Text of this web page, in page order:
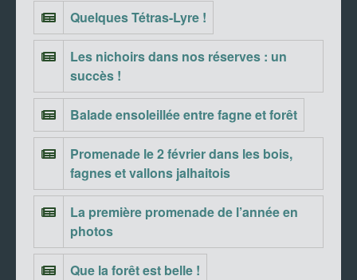
Quelques Tétras-Lyre !
Les nichoirs dans nos réserves : un
succès !
Balade ensoleillée entre fagne et forêt
Promenade le 2 février dans les bois,
fagnes et vallons jalhaitois
La première promenade de l’année en
photos
Que la forêt est belle !